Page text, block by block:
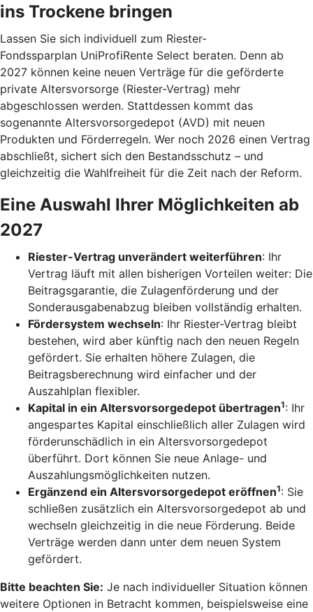
ins Trockene bringen
Lassen Sie sich individuell zum Riester-
Fondssparplan UniProfiRente Select beraten. Denn ab
2027 können keine neuen Verträge für die geförderte
private Altersvorsorge (Riester-Vertrag) mehr
abgeschlossen werden. Stattdessen kommt das
sogenannte Altersvorsorgedepot (AVD) mit neuen
Produkten und Förderregeln. Wer noch 2026 einen Vertrag
abschließt, sichert sich den Bestandsschutz – und
gleichzeitig die Wahlfreiheit für die Zeit nach der Reform.
Eine Auswahl Ihrer Möglichkeiten ab
2027
Riester-Vertrag unverändert weiterführen: Ihr
Vertrag läuft mit allen bisherigen Vorteilen weiter: Die
Beitragsgarantie, die Zulagenförderung und der
Sonderausgabenabzug bleiben vollständig erhalten.
Fördersystem wechseln: Ihr Riester-Vertrag bleibt
bestehen, wird aber künftig nach den neuen Regeln
gefördert. Sie erhalten höhere Zulagen, die
Beitragsberechnung wird einfacher und der
Auszahlplan flexibler.
Kapital in ein Altersvorsorgedepot übertragen1: Ihr
angespartes Kapital einschließlich aller Zulagen wird
förderunschädlich in ein Altersvorsorgedepot
überführt. Dort können Sie neue Anlage- und
Auszahlungsmöglichkeiten nutzen.
Ergänzend ein Altersvorsorgedepot eröffnen1: Sie
schließen zusätzlich ein Altersvorsorgedepot ab und
wechseln gleichzeitig in die neue Förderung. Beide
Verträge werden dann unter dem neuen System
gefördert.
Bitte beachten Sie: Je nach individueller Situation können
weitere Optionen in Betracht kommen, beispielsweise eine